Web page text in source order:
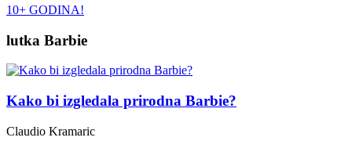
10+ GODINA!
lutka Barbie
Kako bi izgledala prirodna Barbie?
Claudio Kramaric